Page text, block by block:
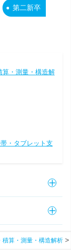
第二新卒
算・測量・構造解
・タブレット支
積算・測量・構造解析